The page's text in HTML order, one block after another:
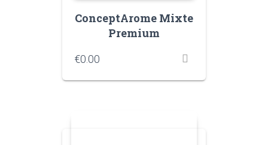
ConceptArome Mixte
Premium
€0.00